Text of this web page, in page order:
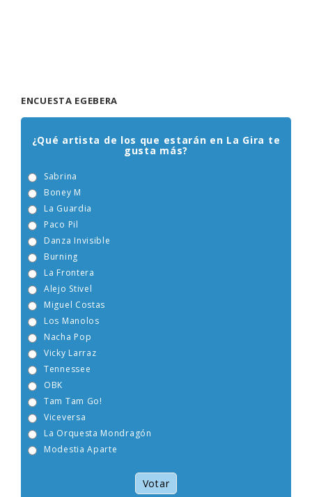
ENCUESTA EGEBERA
¿Qué artista de los que estarán en La Gira te
gusta más?
Boney M
Burning
Alejo Stivel
Miguel Costas
Nacha Pop
Vicky Larraz
La Orquesta Mondragón
Modestia Aparte
Votar